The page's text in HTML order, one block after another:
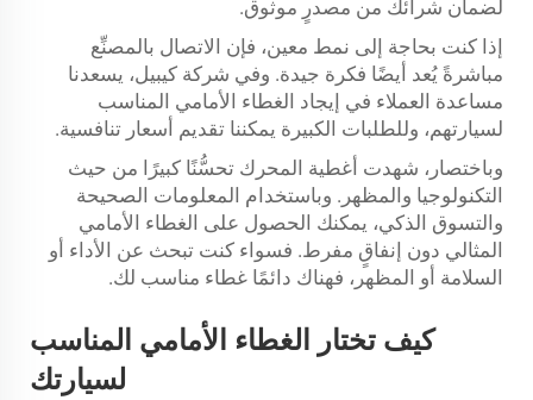
لضمان شرائك من مصدرٍ موثوق.
إذا كنت بحاجة إلى نمط معين، فإن الاتصال بالمصنِّع
مباشرةً يُعد أيضًا فكرة جيدة. وفي شركة كيبيل، يسعدنا
مساعدة العملاء في إيجاد الغطاء الأمامي المناسب
لسيارتهم، وللطلبات الكبيرة يمكننا تقديم أسعار تنافسية.
وباختصار، شهدت أغطية المحرك تحسُّنًا كبيرًا من حيث
التكنولوجيا والمظهر. وباستخدام المعلومات الصحيحة
والتسوق الذكي، يمكنك الحصول على الغطاء الأمامي
المثالي دون إنفاقٍ مفرط. فسواء كنت تبحث عن الأداء أو
السلامة أو المظهر، فهناك دائمًا غطاء مناسب لك.
كيف تختار الغطاء الأمامي المناسب
لسيارتك